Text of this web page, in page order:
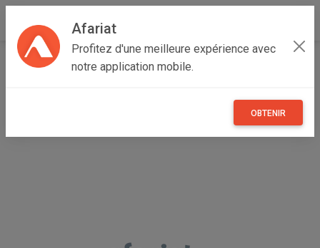
Afariat
Profitez d'une meilleure expérience avec
notre application mobile.
OBTENIR
Accueil Véhicules Grand Tunis